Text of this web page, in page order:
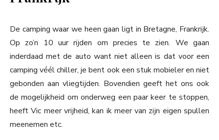
De camping waar we heen gaan ligt in Bretagne, Frankrijk.
Op zo’n 10 uur rijden om precies te zien. We gaan
inderdaad met de auto want niet alleen is dat voor een
camping véél chiller, je bent ook een stuk mobieler en niet
gebonden aan vliegtijden. Bovendien geeft het ons ook
de mogelijkheid om onderweg een paar keer te stoppen,
heeft Vic meer vrijheid, kan ik meer van zijn eigen spullen
meenemen etc.